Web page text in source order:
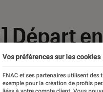
Départ
Vos préférences sur les cookies
FNAC et ses partenaires utilisent
exemple pour la création de profils